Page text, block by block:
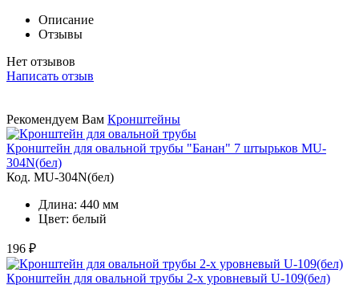
Описание
Отзывы
Нет отзывов
Написать отзыв
Рекомендуем Вам Кронштейны
Кронштейн для овальной трубы "Банан" 7 штырьков MU-
304N(бел)
Код. MU-304N(бел)
Длина: 440 мм
Цвет: белый
196 ₽
Кронштейн для овальной трубы 2-х уровневый U-109(бел)